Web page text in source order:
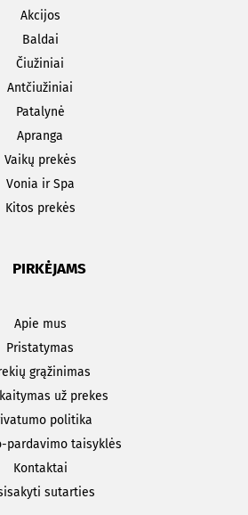
Akcijos
Baldai
Čiužiniai
Antčiužiniai
Patalynė
Apranga
Vaikų prekės
Vonia ir Spa
Kitos prekės
PIRKĖJAMS
Apie mus
Pristatymas
grąžinimas
už prekes
politika
pardavimo taisyklės
Kontaktai
sutarties